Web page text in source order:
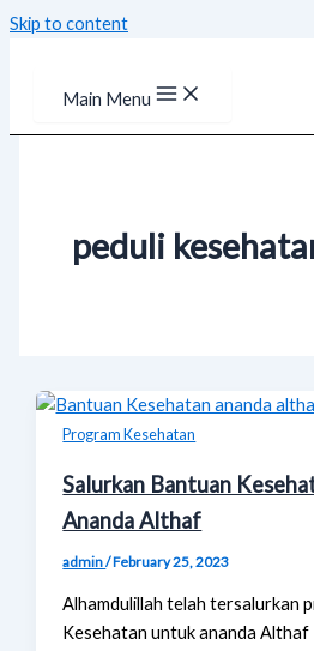
Skip to content
Main Menu
peduli
Program Kesehatan
Salurkan Bantuan
Ananda Althaf
admin/February 25, 2023
Alhamdulillah telah tersalurkan
Kesehatan untuk ananda Althaf